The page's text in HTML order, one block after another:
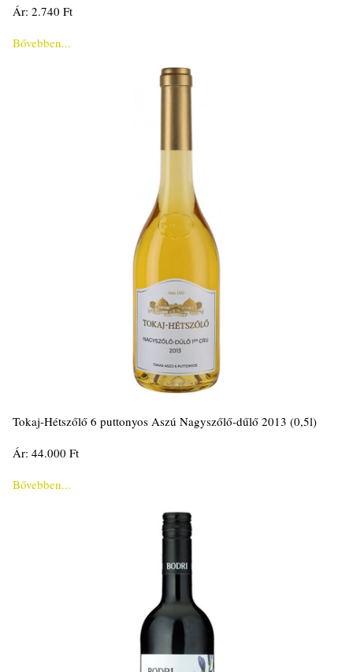
Ár: 2.740 Ft
Bővebben...
Tokaj-Hétszőlő 6 puttonyos Aszú Nagyszőlő-dűlő 2013 (0,5l)
Ár: 44.000 Ft
Bővebben...